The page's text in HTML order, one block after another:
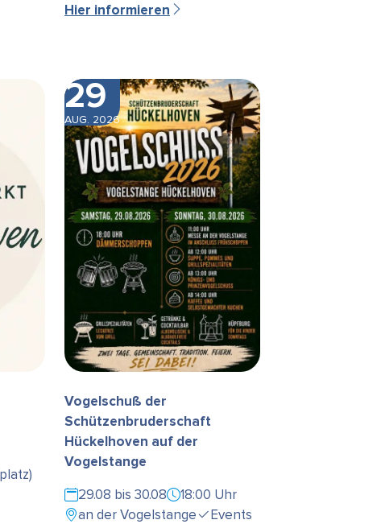
Hier informieren
29
AUG. 2026
Vogelschuß der
Schützenbruderschaft
Hückelhoven auf der
Vogelstange
29.08 bis 30.08
18:00 Uhr
an der Vogelstange
Events